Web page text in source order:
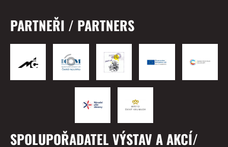
PARTNEŘI / PARTNERS
SPOLUPOŘADATEL VÝSTAV A AKCÍ/